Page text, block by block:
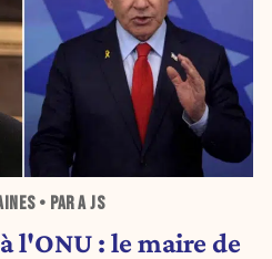
• PAR A JS
l'ONU : le maire de